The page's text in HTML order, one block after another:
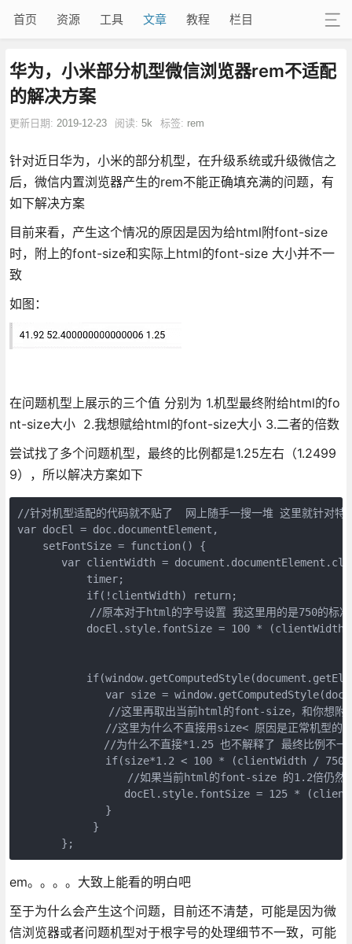
首页 资源 工具 文章 教程 栏目
华为，小米部分机型微信浏览器rem不适配
的解决方案
更新日期: 2019-12-23 阅读: 5k 标签: rem
针对近日华为，小米的部分机型，在升级系统或升级微信之
后，微信内置浏览器产生的rem不能正确填充满的问题，有
如下解决方案
目前来看，产生这个情况的原因是因为给html附font-size
时，附上的font-size和实际上html的font-size 大小并不一
致
如图：
在问题机型上展示的三个值 分别为 1.机型最终附给html的fo
nt-size大小 2.我想赋给html的font-size大小 3.二者的倍数
尝试找了多个问题机型，最终的比例都是1.25左右（1.2499
9），所以解决方案如下
//针对机型适配的代码就不贴了  网上随手一搜一堆 这里就针对特
var docEl = doc.documentElement,
    setFontSize = function() {
var clientWidth =
           timer;
           if(!clientWidth) return;
//原本对于html的字号设置 我这里用的是750的标准
docEl.style.fontSize = 100 * (clientWidth
var size =
//这里再取出当前html的font-size，和你想附的值
//这里为什么不直接用size< 原因是正常机型
//为什么不直接*1.25 也不解释了 最终
if(size*1.2 < 100 * (clientWidth /
//如果当前html的font-size 的1.2倍仍然小于 之前想设置
docEl.style.fontSize = 125 *
              }
            }
       };
em。。。。大致上能看的明白吧
至于为什么会产生这个问题，目前还不清楚，可能是因为微
信浏览器或者问题机型对于根字号的处理细节不一致，可能